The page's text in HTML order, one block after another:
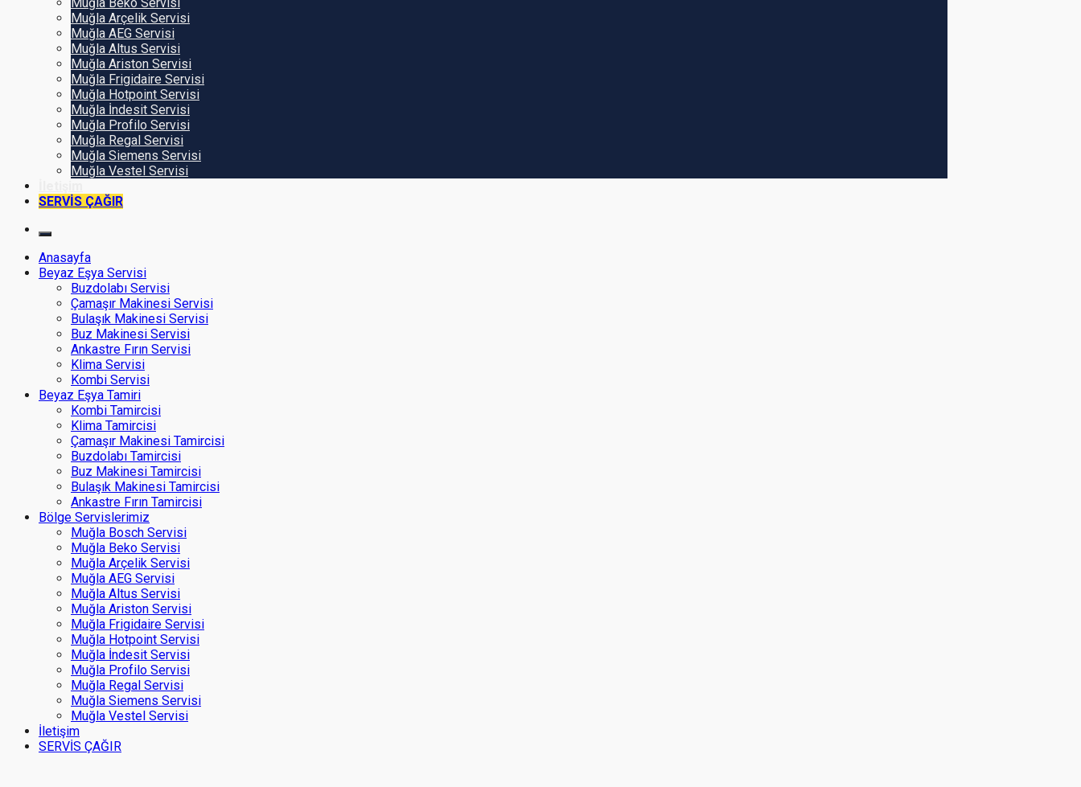
Muğla Arçelik Servisi
Muğla AEG Servisi
Muğla Altus Servisi
Muğla Ariston Servisi
Muğla Frigidaire Servisi
Muğla Hotpoint Servisi
Muğla İndesit Servisi
Muğla Profilo Servisi
Muğla Regal Servisi
Muğla Siemens Servisi
Muğla Vestel Servisi
SERVİS ÇAĞIR
Anasayfa
Beyaz Eşya Servisi
Buzdolabı Servisi
Çamaşır Makinesi Servisi
Bulaşık Makinesi Servisi
Buz Makinesi Servisi
Ankastre Fırın Servisi
Klima Servisi
Kombi Servisi
Beyaz Eşya Tamiri
Kombi Tamircisi
Klima Tamircisi
Çamaşır Makinesi Tamircisi
Buzdolabı Tamircisi
Buz Makinesi Tamircisi
Bulaşık Makinesi Tamircisi
Ankastre Fırın Tamircisi
Bölge Servislerimiz
Muğla Bosch Servisi
Muğla Beko Servisi
Muğla Arçelik Servisi
Muğla AEG Servisi
Muğla Altus Servisi
Muğla Ariston Servisi
Muğla Frigidaire Servisi
Muğla Hotpoint Servisi
Muğla İndesit Servisi
Muğla Profilo Servisi
Muğla Regal Servisi
Muğla Siemens Servisi
Muğla Vestel Servisi
İletişim
SERVİS ÇAĞIR